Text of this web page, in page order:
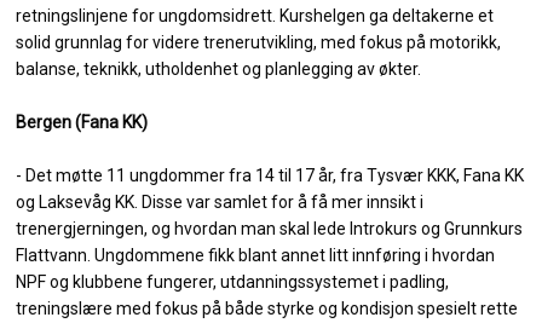
retningslinjene for ungdomsidrett. Kurshelgen ga deltakerne et
solid grunnlag for videre trenerutvikling, med fokus på motorikk,
balanse, teknikk, utholdenhet og planlegging av økter.
Bergen (Fana KK)
- Det møtte 11 ungdommer fra 14 til 17 år, fra Tysvær KKK, Fana KK
og Laksevåg KK. Disse var samlet for å få mer innsikt i
trenergjerningen, og hvordan man skal lede Introkurs og Grunnkurs
Flattvann. Ungdommene fikk blant annet litt innføring i hvordan
NPF og klubbene fungerer, utdanningssystemet i padling,
treningslære med fokus på både styrke og kondisjon spesielt rette